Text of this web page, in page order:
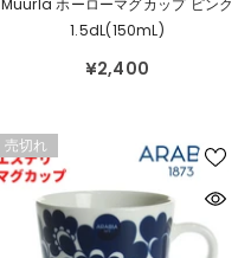
Muurla ホーローマグカップ ピンク
1.5dL(150mL)
¥2,400
売切れ